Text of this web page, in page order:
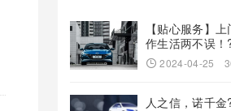
【贴心服务】
作生活两不误！
2024-04-25
人之信，诺千金